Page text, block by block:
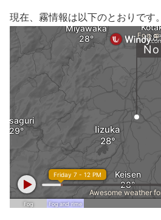
現在、霧情報は以下のとおりです。